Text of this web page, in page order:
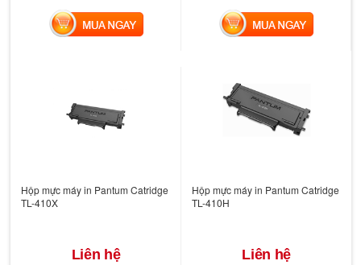
MUA NGAY MUA NGAY
Hộp mực máy in Pantum Catridge
TL-410X
Liên hệ
Hộp mực máy in Pantum Catridge
TL-410H
Liên hệ